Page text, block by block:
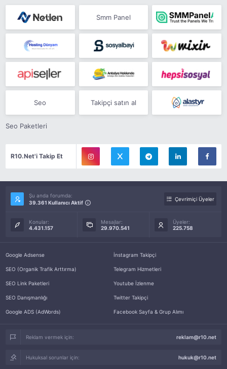
Smm Panel
Seo Takipçi satın al
Seo Paketleri
R10.Net'i Takip Et
Şu anda forumda:
39.361 Kullanıcı Aktif
Çevrimiçi Üyeler
Konular:
4.431.157
Mesajlar:
29.970.541
Üyeler:
225.758
Google Adsense
SEO (Organik Trafik Arttırma)
SEO Link Paketleri
SEO Danışmanlığı
Google ADS (AdWords)
İnstagram Takipçi
Telegram Hizmetleri
Youtube İzlenme
Twitter Takipçi
Facebook Sayfa & Grup Alımı
Reklam vermek için: reklam@r10.net
Hukuksal sorunlar için: hukuk@r10.net